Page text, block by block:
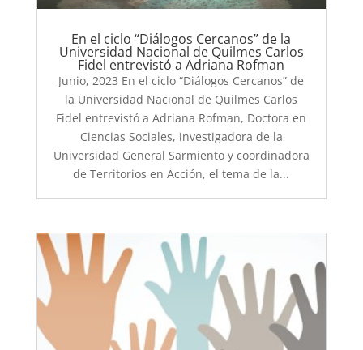
En el ciclo “Diálogos Cercanos” de la
Universidad Nacional de Quilmes Carlos
Fidel entrevistó a Adriana Rofman
Junio, 2023 En el ciclo “Diálogos Cercanos” de
la Universidad Nacional de Quilmes Carlos
Fidel entrevistó a Adriana Rofman, Doctora en
Ciencias Sociales, investigadora de la
Universidad General Sarmiento y coordinadora
de Territorios en Acción, el tema de la...